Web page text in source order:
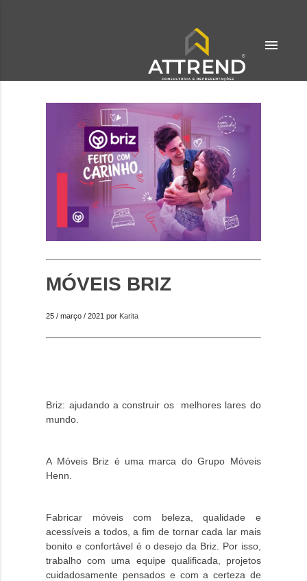
menu
MÓVEIS BRIZ
25 / março / 2021 por Karita
Briz: ajudando a construir os melhores lares do
mundo.
A Móveis Briz é uma marca do Grupo Móveis
Henn.
Fabricar móveis com beleza, qualidade e
acessíveis a todos, a fim de tornar cada lar mais
bonito e confortável é o desejo da Briz. Por isso,
trabalho com uma equipe qualificada, projetos
cuidadosamente pensados e com a certeza de